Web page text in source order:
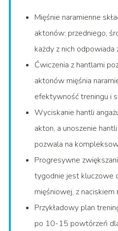
Mięśnie naramienne
aktonów: przedniego,
każdy z nich odpowiada
Ćwiczenia z hantlami
aktonów mięśnia
efektywność treningu i
Wyciskanie hantli
akton, a unoszenie
pozwala na
Progresywne
tygodnie jest kluczowe
mięśniowej, z naciskiem
Przykładowy plan
po 10-15 powtórzeń